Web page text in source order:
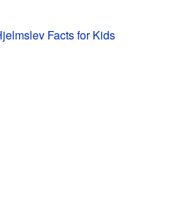
Facts for Kids